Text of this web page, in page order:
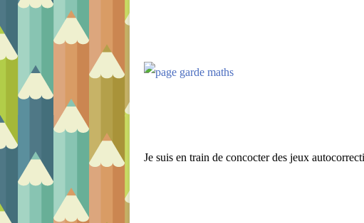
Je suis en train de concocter des jeux